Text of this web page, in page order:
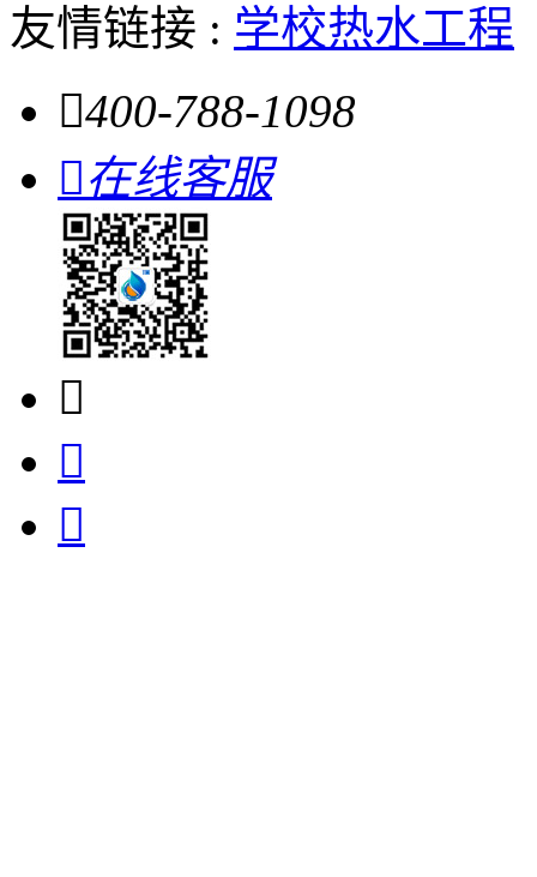
友情链接 : 学校热水工程
400-788-1098
在线客服


